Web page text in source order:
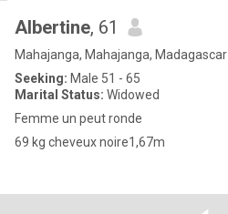
Albertine, 61
Mahajanga, Mahajanga, Madagascar
Seeking: Male 51 - 65
Marital Status: Widowed
Femme un peut ronde
69 kg cheveux noire1,67m